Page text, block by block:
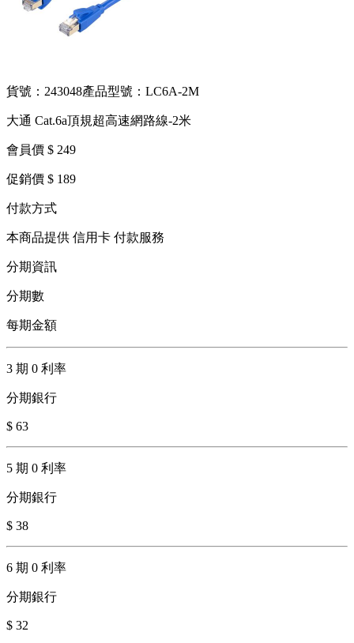
貨號：243048產品型號：LC6A-2M
大通 Cat.6a頂規超高速網路線-2米
會員價 $ 249
促銷價 $ 189
付款方式
本商品提供 信用卡 付款服務
分期資訊
分期數
每期金額
3 期 0 利率
分期銀行
$ 63
5 期 0 利率
分期銀行
$ 38
6 期 0 利率
分期銀行
$ 32